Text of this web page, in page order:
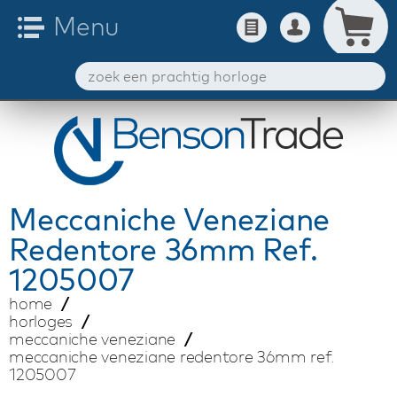
Meccaniche Veneziane
Redentore 36mm Ref.
1205007
home
horloges
meccaniche veneziane
meccaniche veneziane redentore 36mm ref.
1205007